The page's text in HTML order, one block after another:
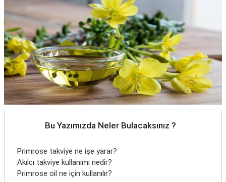
Bu Yazımızda Neler Bulacaksınız ?
Primrose takviye ne işe yarar?
Akılcı takviye kullanımı nedir?
Primrose oil ne için kullanılır?